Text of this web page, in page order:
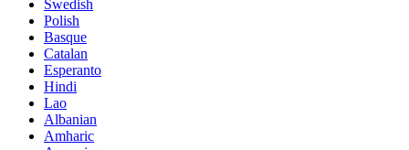
Swedish
Polish
Basque
Catalan
Esperanto
Hindi
Lao
Albanian
Amharic